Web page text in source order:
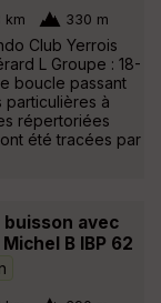
km 330 m
Club Yerrois
L Groupe : 18-
boucle passant
particulières à
répertoriées
été tracées par
avec
B IBP 62